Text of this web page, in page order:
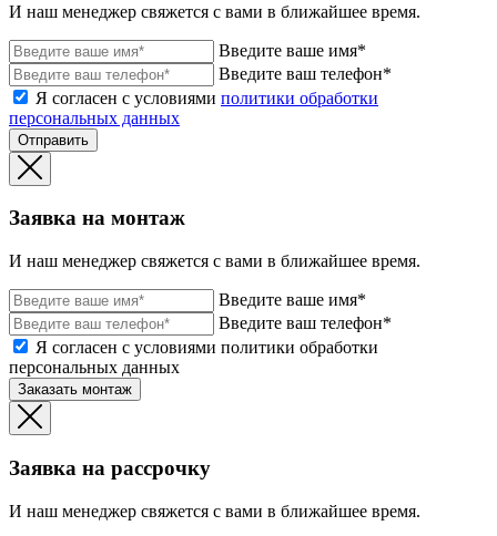
И наш менеджер свяжется с вами в ближайшее время.
Введите ваше имя*
Введите ваш телефон*
Я согласен с условиями политики обработки
персональных данных
Отправить
Заявка на монтаж
И наш менеджер свяжется с вами в ближайшее время.
Введите ваше имя*
Введите ваш телефон*
Я согласен с условиями политики обработки
персональных данных
Заказать монтаж
Заявка на рассрочку
И наш менеджер свяжется с вами в ближайшее время.